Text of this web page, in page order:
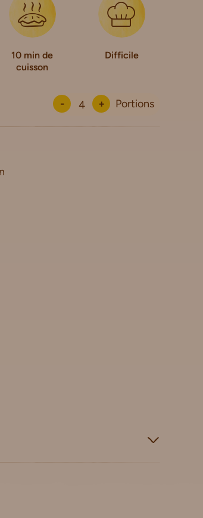
10 min de
cuisson
Difficile
- + Portions